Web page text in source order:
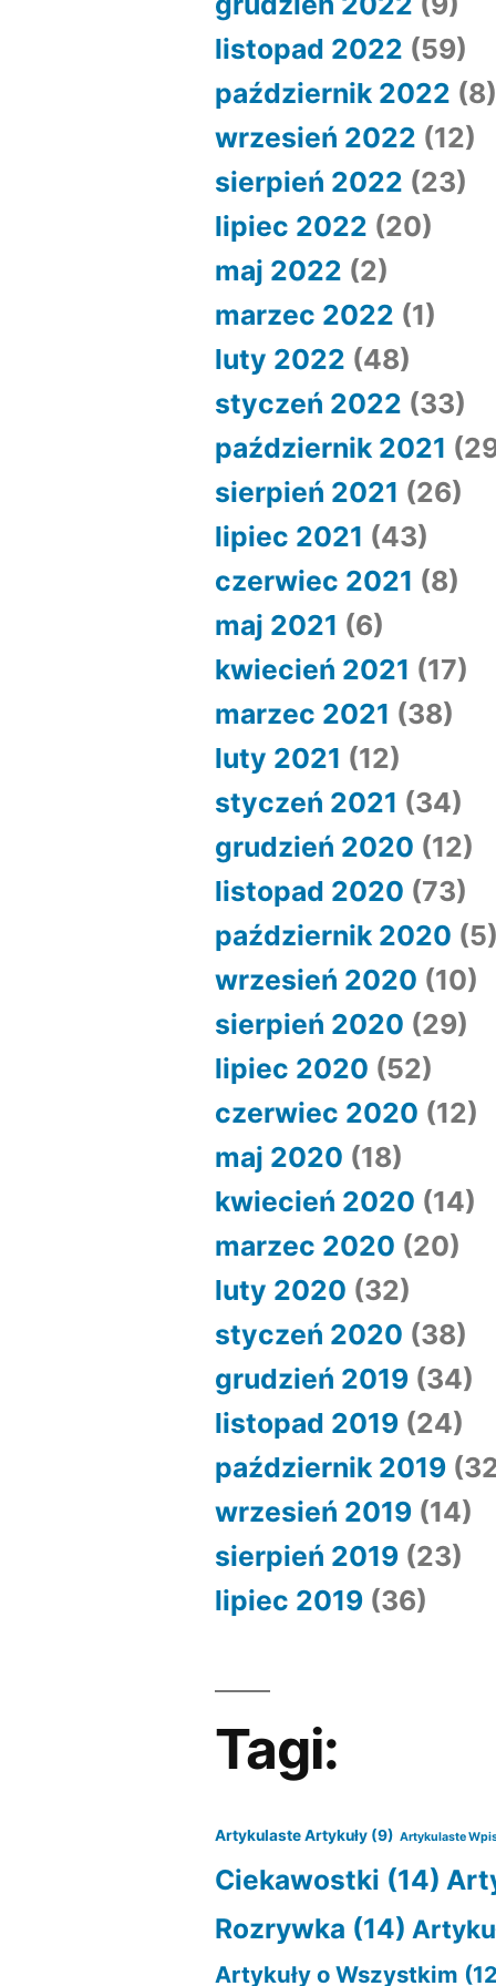
listopad 2022 (59)
październik 2022
wrzesień 2022 (12)
sierpień 2022 (23)
lipiec 2022 (20)
maj 2022 (2)
marzec 2022 (1)
luty 2022 (48)
styczeń 2022 (33)
październik 2021
sierpień 2021 (26)
lipiec 2021 (43)
czerwiec 2021 (8)
maj 2021 (6)
kwiecień 2021 (17)
marzec 2021 (38)
luty 2021 (12)
styczeń 2021 (34)
grudzień 2020 (12)
listopad 2020 (73)
październik 2020
wrzesień 2020 (10)
sierpień 2020 (29)
lipiec 2020 (52)
czerwiec 2020 (12)
maj 2020 (18)
kwiecień 2020 (14)
marzec 2020 (20)
luty 2020 (32)
styczeń 2020 (38)
grudzień 2019 (34)
listopad 2019 (24)
październik 2019
wrzesień 2019 (14)
sierpień 2019 (23)
lipiec 2019 (36)
Tagi:
Artykulaste Artykuły (9) Artykulaste
Ciekawostki (14)
Rozrywka (14)
Artykuły o Wszystkim